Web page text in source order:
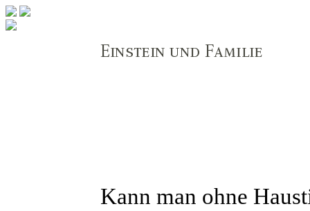
Kann man ohne